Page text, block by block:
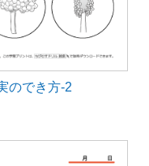
のでき方-2